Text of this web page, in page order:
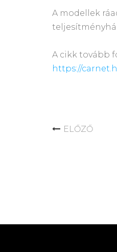
A modellek
A cikk tovább
https://
ELŐZŐ